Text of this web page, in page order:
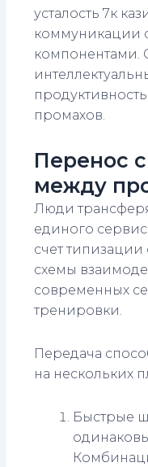
усталость 7к
коммуникации
компонентами.
промахов.
Перенос
между
Люди
единого
счет типизации
схемы
современных
тренировки.
Передача
на нескольких
Быстрые